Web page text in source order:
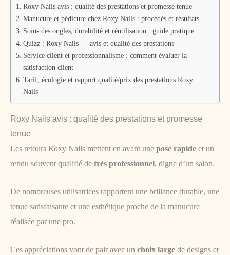
Roxy Nails avis : qualité des prestations et promesse tenue
Manucure et pédicure chez Roxy Nails : procédés et résultats
Soins des ongles, durabilité et réutilisation : guide pratique
Quizz : Roxy Nails — avis et qualité des prestations
Service client et professionnalisme : comment évaluer la
satisfaction client
Tarif, écologie et rapport qualité/prix des prestations Roxy
Nails
Roxy Nails avis : qualité des prestations et promesse
tenue
Les retours Roxy Nails mettent en avant une pose rapide et un
rendu souvent qualifié de très professionnel, digne d’un salon.
De nombreuses utilisatrices rapportent une brillance durable, une
tenue satisfaisante et une esthétique proche de la manucure
réalisée par une pro.
Ces appréciations vont de pair avec un choix large de designs et